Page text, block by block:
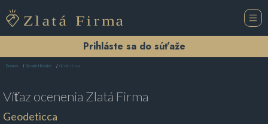
Prihláste sa do súťaže
Domov Geodet Košice Geodeticca
Víťaz ocenenia Zlatá Firma
Geodeticca